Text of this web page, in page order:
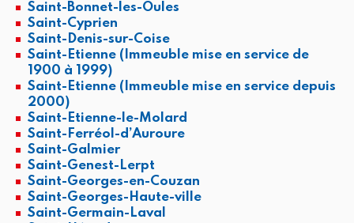
Saint-Bonnet-les-Oules
Saint-Cyprien
Saint-Denis-sur-Coise
Saint-Etienne (Immeuble mise en service de
1900 à 1999)
Saint-Etienne (Immeuble mise en service depuis
2000)
Saint-Etienne-le-Molard
Saint-Ferréol-d’Auroure
Saint-Galmier
Saint-Genest-Lerpt
Saint-Georges-en-Couzan
Saint-Georges-Haute-ville
Saint-Germain-Laval